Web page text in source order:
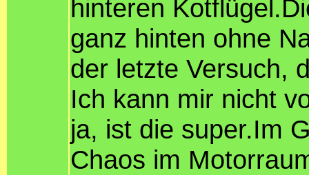
hinteren
ganz hinten ohne
der letzte Versuch,
Ich kann mir nicht
ja, ist die super.Im
Chaos im